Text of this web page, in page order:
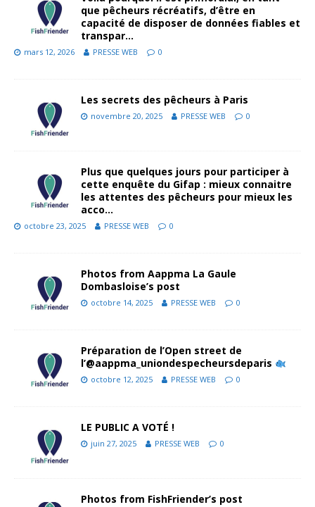
que pêcheurs récréatifs, d’être en
capacité de disposer de données fiables et
transpar…
mars 12, 2026 PRESSE WEB 0
Les secrets des pêcheurs à Paris
novembre 20, 2025 PRESSE WEB 0
Plus que quelques jours pour participer à
cette enquête du Gifap : mieux connaitre
les attentes des pêcheurs pour mieux les
acco…
octobre 23, 2025 PRESSE WEB 0
Photos from Aappma La Gaule
Dombasloise’s post
octobre 14, 2025 PRESSE WEB 0
Préparation de l’Open street de
l’@aappma_uniondespecheursdeparis
octobre 12, 2025 PRESSE WEB 0
LE PUBLIC A VOTÉ !
juin 27, 2025 PRESSE WEB 0
Photos from FishFriender’s post